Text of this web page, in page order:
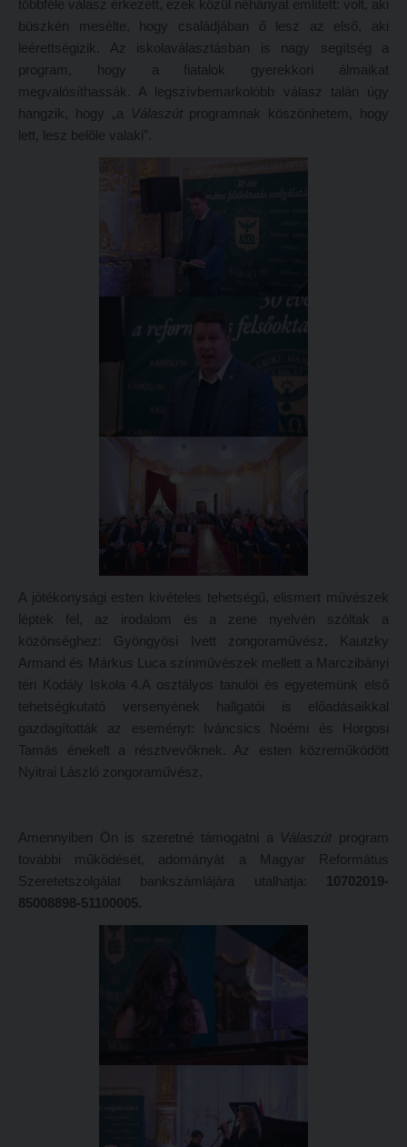
Kollégiumok
Nagykőrösi Kollégium
Óbudai Diákhotel
Kecskeméti Kollégium
Károli Egyetemi Lelkészség
Online adatbázisok
MTMT
MTMT GYIK
Open Access
ECL nyelvvizsga
többféle válasz érkezett, ezek közül néhányat említett: volt, aki
büszkén mesélte, hogy családjában ő lesz az első, aki
leérettségizik. Az iskolaválasztásban is nagy segítség a
program, hogy a fiatalok gyerekkori álmaikat
megvalósíthassák. A legszívbemarkolóbb válasz talán úgy
hangzik, hogy „a
Válaszútprogramnak köszönhetem, hogy
lett, lesz belőle valaki”.
A jótékonysági esten kivételes tehetségű, elismert művészek
léptek fel, az irodalom és a zene nyelvén szóltak a
közönséghez: Gyöngyösi Ivett zongoraművész, Kautzky
Armand és Márkus Luca színművészek mellett a Marczibányi
téri Kodály Iskola 4.A osztályos tanulói és egyetemünk első
tehetségkutató versenyének hallgatói is előadásaikkal
gazdagították az eseményt: Iváncsics Noémi és Horgosi
Tamás énekelt a résztvevőknek. Az esten közreműködött
Nyitrai László zongoraművész.
Amennyiben Ön is szeretné támogatni a Válaszút program
további működését, adományát a Magyar Református
Szeretetszolgálat bankszámlájára utalhatja:
10702019-
85008898-51100005.